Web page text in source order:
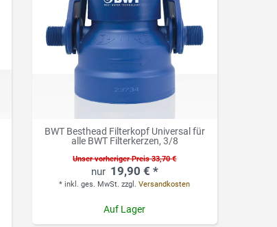
BWT Besthead Filterkopf Universal für
alle BWT Filterkerzen, 3/8
Unser vorheriger Preis 33,70 €
19,90 € *
*inkl. ges. MwSt. zzgl.Versandkosten
Auf Lager